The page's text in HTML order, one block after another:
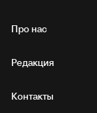
Про нас
Редакция
Контакты